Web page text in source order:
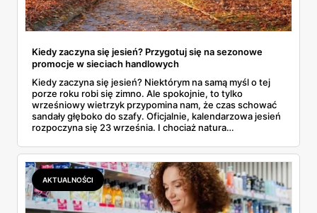
Kiedy zaczyna się jesień? Przygotuj się na sezonowe
promocje w sieciach handlowych
Kiedy zaczyna się jesień? Niektórym na samą myśl o tej
porze roku robi się zimno. Ale spokojnie, to tylko
wrześniowy wietrzyk przypomina nam, że czas schować
sandały głęboko do szafy. Oficjalnie, kalendarzowa jesień
rozpoczyna się 23 września. I chociaż natura
się z letniego letargu, aby zasypać nas ofertami nie do
odrzucenia. Jesień to nie tylko opadające liście – to
również pora, kiedy portfele mogą nieco odchudzić się na
promocjach, które naprawdę trudno zignorować.
AKTUALNOŚCI